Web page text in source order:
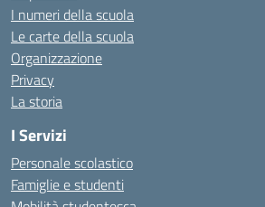
I numeri della scuola
Le carte della scuola
Organizzazione
Privacy
La storia
I Servizi
Personale scolastico
Famiglie e studenti